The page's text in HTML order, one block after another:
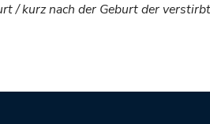
/ kurz nach der Geburt der verstirbt